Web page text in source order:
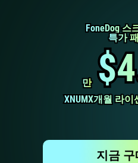
FoneDog 스
FoneDog 스
특가
특가
만
만
XNUMX개월 라
XNUMX개월 라
지금 구